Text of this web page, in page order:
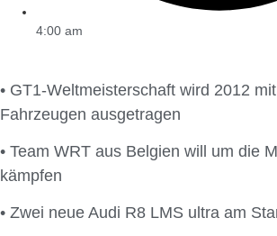
4:00 am
• GT1-Weltmeisterschaft wird 2012
Fahrzeugen ausgetragen
• Team WRT aus Belgien will um die
kämpfen
• Zwei neue Audi R8 LMS ultra am